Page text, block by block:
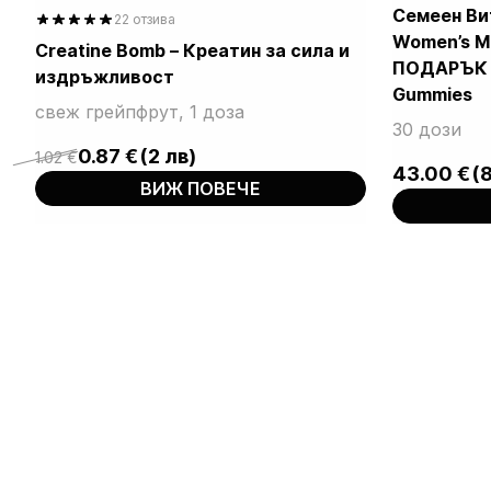
based on
ratings
22 отзива
Creatine Bomb – Креатин за сила и
издръжливост
свеж грейпфрут, 1 доза
1.02€
Original
price
0.87 €
Current
price
(2 лв)
ВИЖ ПОВЕЧЕ
Семеен
Women’s
ПОДАРЪК
Gummies
30 дози
43.00 €